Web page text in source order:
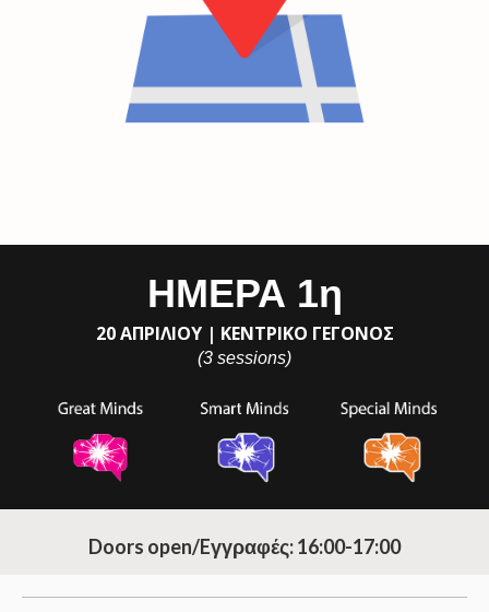
ΗΜΕΡΑ 1η
20 ΑΠΡΙΛΙΟΥ | ΚΕΝΤΡΙΚΟ ΓΕΓΟΝΟΣ
(3 sessions)
Doors open/Eγγραφές: 16:00-17:00